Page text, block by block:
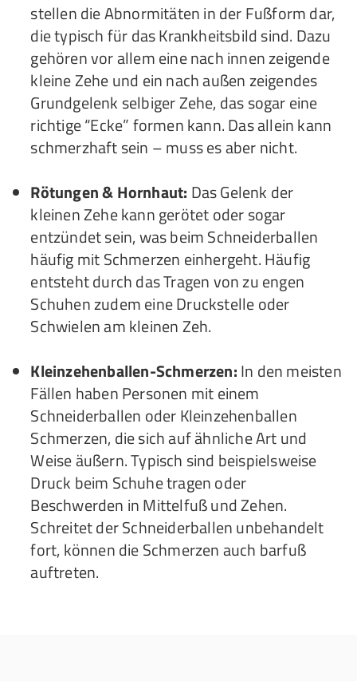
stellen die Abnormitäten in der Fußform dar,
die typisch für das Krankheitsbild sind. Dazu
gehören vor allem eine nach innen zeigende
kleine Zehe und ein nach außen zeigendes
Grundgelenk selbiger Zehe, das sogar eine
richtige “Ecke” formen kann. Das allein kann
schmerzhaft sein – muss es aber nicht.
Rötungen & Hornhaut: Das Gelenk der
kleinen Zehe kann gerötet oder sogar
entzündet sein, was beim Schneiderballen
häufig mit Schmerzen einhergeht. Häufig
entsteht durch das Tragen von zu engen
Schuhen zudem eine Druckstelle oder
Schwielen am kleinen Zeh.
Kleinzehenballen-Schmerzen:In den meisten
Fällen haben Personen mit einem
Schneiderballen oder Kleinzehenballen
Schmerzen, die sich auf ähnliche Art und
Weise äußern. Typisch sind beispielsweise
Druck beim Schuhe tragen oder
Beschwerden in Mittelfuß und Zehen.
Schreitet der Schneiderballen unbehandelt
fort, können die Schmerzen auch barfuß
auftreten.